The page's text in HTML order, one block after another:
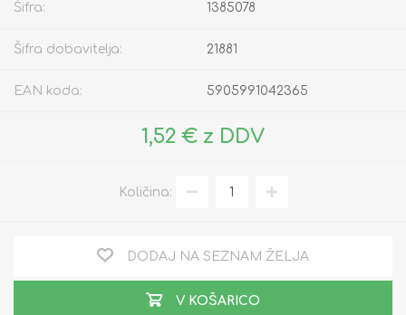
Šifra: 1385078
Šifra dobavitelja: 21881
EAN koda: 5905991042365
1,52 € z DDV
Količina:
DODAJ NA SEZNAM ŽELJA
V KOŠARICO